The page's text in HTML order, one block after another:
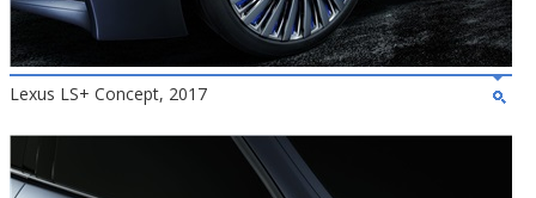
Lexus LS+ Concept, 2017